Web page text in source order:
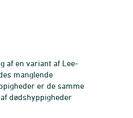
af en variant af Lee-
manglende
er de samme
dødshyppigheder